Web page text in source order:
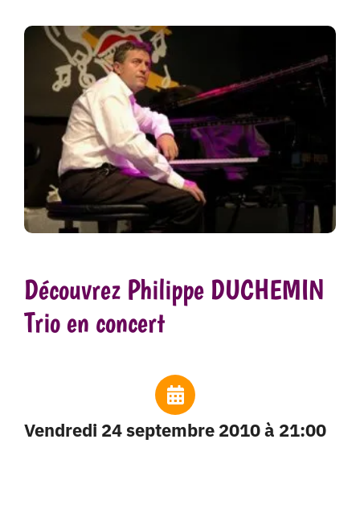
Découvrez Philippe DUCHEMIN
Trio en concert
vendredi 24 septembre 2010 à 21:00